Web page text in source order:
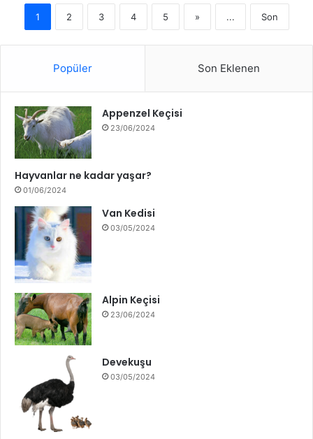
1 2 3 4 5 » ... Son
Popüler Son Eklenen
Appenzel Keçisi
23/06/2024
Hayvanlar ne kadar yaşar?
01/06/2024
Van Kedisi
03/05/2024
Alpin Keçisi
23/06/2024
Devekuşu
03/05/2024